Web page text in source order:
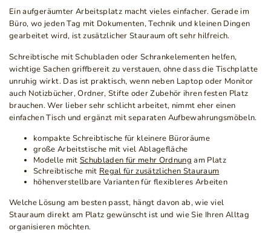
Ein aufgeräumter Arbeitsplatz macht vieles einfacher. Gerade im
Büro, wo jeden Tag mit Dokumenten, Technik und kleinen Dingen
gearbeitet wird, ist zusätzlicher Stauraum oft sehr hilfreich.
Schreibtische mit Schubladen oder Schrankelementen helfen,
wichtige Sachen griffbereit zu verstauen, ohne dass die Tischplatte
unruhig wirkt. Das ist praktisch, wenn neben Laptop oder Monitor
auch Notizbücher, Ordner, Stifte oder Zubehör ihren festen Platz
brauchen. Wer lieber sehr schlicht arbeitet, nimmt eher einen
einfachen Tisch und ergänzt mit separaten Aufbewahrungsmöbeln.
kompakte Schreibtische für kleinere Büroräume
große Arbeitstische mit viel Ablagefläche
Modelle mit Schubladen für mehr Ordnung am Platz
Schreibtische mit Regal für zusätzlichen Stauraum
höhenverstellbare Varianten für flexibleres Arbeiten
Welche Lösung am besten passt, hängt davon ab, wie viel
Stauraum direkt am Platz gewünscht ist und wie Sie Ihren Alltag
organisieren möchten.